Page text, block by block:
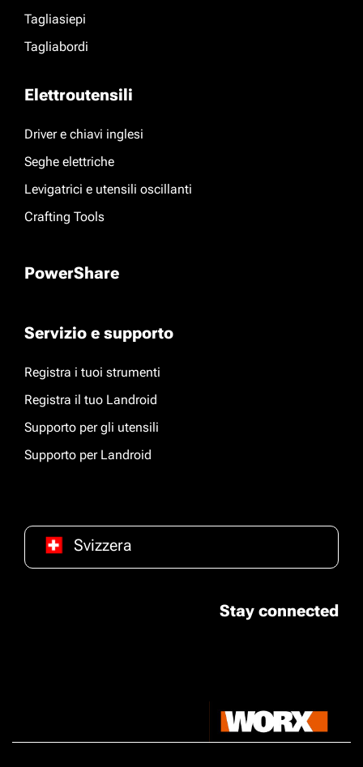
Tagliasiepi
Tagliabordi
Elettroutensili
Driver e chiavi inglesi
Seghe elettriche
Levigatrici e utensili oscillanti
Crafting Tools
PowerShare
Servizio e supporto
Registra i tuoi strumenti
Registra il tuo Landroid
Supporto per gli utensili
Supporto per Landroid
Svizzera
Stay connected